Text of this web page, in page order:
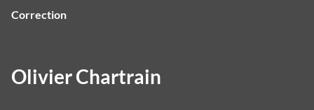
Correction
Olivier Chartrain